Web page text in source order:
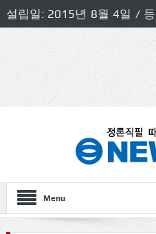
설립일: 2015년 8월 4일 /
집인 및 발행인: 허득천 / 개
책임자: 최상규
Menu